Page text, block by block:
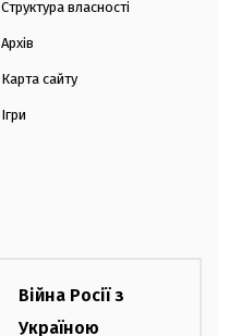
Структура власності
Архів
Карта сайту
Ігри
Війна Росії з
Україною